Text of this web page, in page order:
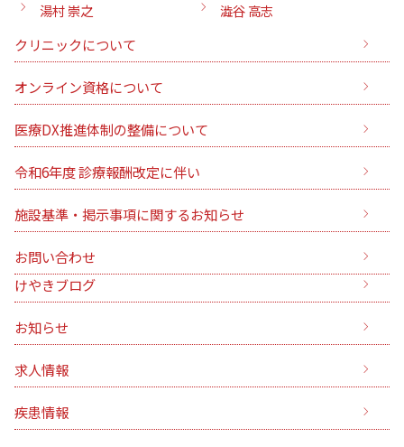
湯村 崇之
澁谷 高志
クリニックについて
オンライン資格について
医療DX推進体制の整備について
令和6年度 診療報酬改定に伴い
施設基準・掲示事項に関するお知らせ
お問い合わせ
けやきブログ
お知らせ
求人情報
疾患情報